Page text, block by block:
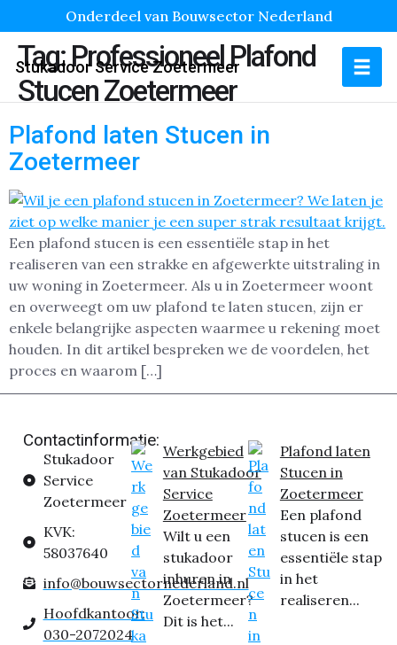
Onderdeel van Bouwsector Nederland
Stukadoor Service Zoetermeer
Tag:Professioneel Plafond
Stucen Zoetermeer
Plafond laten Stucen in
Zoetermeer
Een plafond stucen is een essentiële stap in het
realiseren van een strakke en afgewerkte uitstraling in
uw woning in Zoetermeer. Als u in Zoetermeer woont
en overweegt om uw plafond te laten stucen, zijn er
enkele belangrijke aspecten waarmee u rekening moet
houden. In dit artikel bespreken we de voordelen, het
proces en waarom […]
Contactinformatie:
Stukadoor
Service
Zoetermeer
KVK:
58037640
info@bouwsectornederland.nl
Hoofdkantoor:
030-2072024
Werkgebied
van Stukadoor
Service
Zoetermeer
Wilt u een
stukadoor
inhuren in
Zoetermeer?
Dit is het...
Plafond laten
Stucen in
Zoetermeer
Een plafond
stucen is een
essentiële stap
in het
realiseren...